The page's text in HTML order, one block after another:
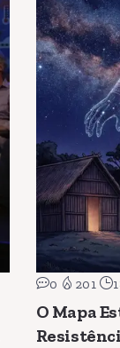
0 201
O Mapa